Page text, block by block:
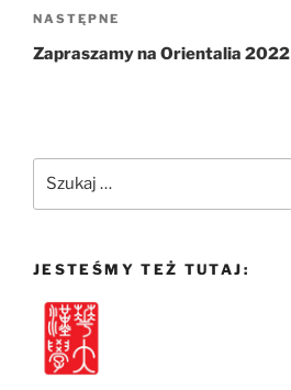
Następny
wpis
NASTĘPNE
Zapraszamy na Orientalia 2022
JESTEŚMY TEŻ TUTAJ: